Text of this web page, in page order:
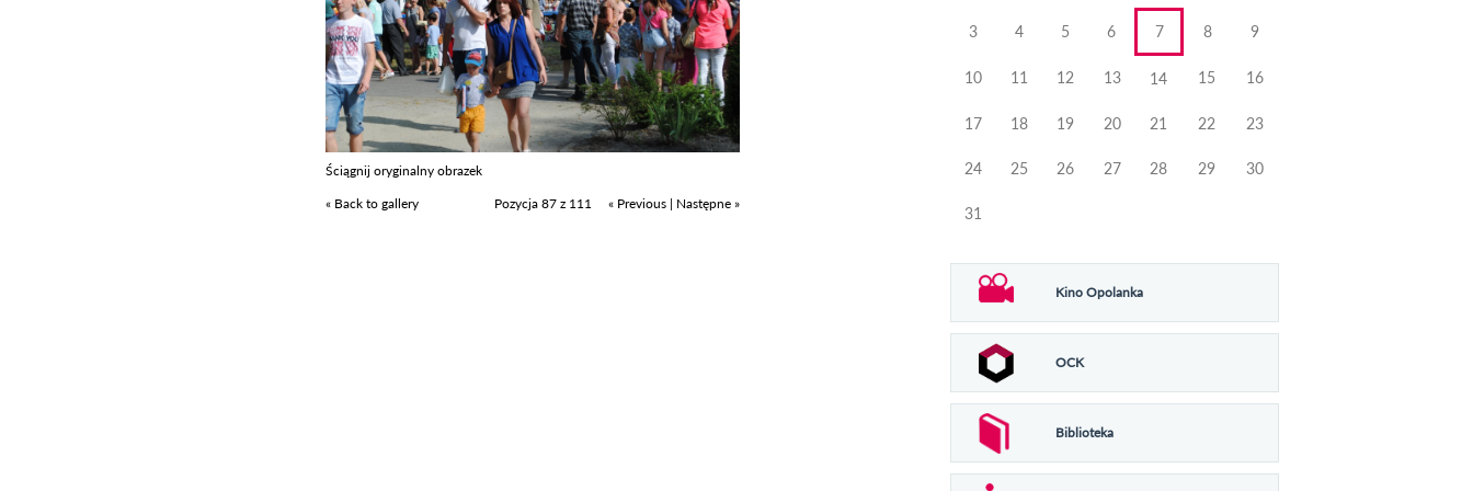
Ściągnij oryginalny obrazek
« Back to gallery
Pozycja 87 z 111 « Previous | Następne »
3 4 5 6 7 8 9
10 11 12 13 14 15 16
17 18 19 20 21 22 23
24 25 26 27 28 29 30
31
Kino Opolanka
OCK
Biblioteka